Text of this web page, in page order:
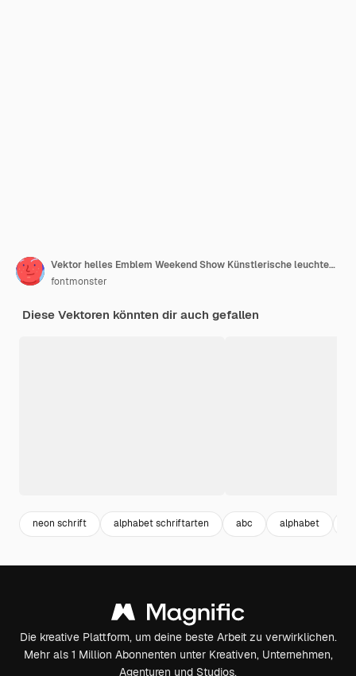
Vektor helles Emblem Weekend Show Künstlerische leuchtende Schrift Moderne Neon-Alphabet-Buchstaben und Zahlen
fontmonster
Diese Vektoren könnten dir auch gefallen
neon schrift alphabet schriftarten abc alphabet
Die kreative Plattform, um deine beste Arbeit zu verwirklichen.
Mehr als 1 Million Abonnenten unter Kreativen, Unternehmen,
Agenturen und Studios.